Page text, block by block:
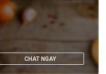
CHAT NGAY